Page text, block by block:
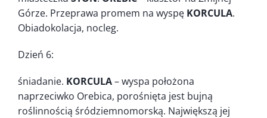
Górze. Przeprawa promem na wyspę KORCULA.
Obiadokolacja, nocleg.
Dzień 6:
śniadanie. KORCULA– wyspa położona
naprzeciwko Orebica, porośnięta jest bujną
roślinnością śródziemnomorską. Największą jej